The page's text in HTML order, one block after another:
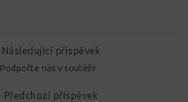
Následující příspěvek
Podpořte nás v soutěži!
Předchozí příspěvek